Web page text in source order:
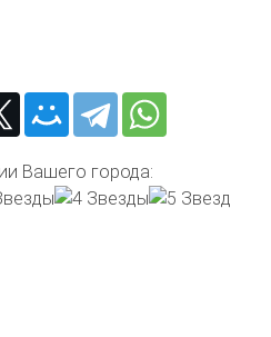
Вашего города: